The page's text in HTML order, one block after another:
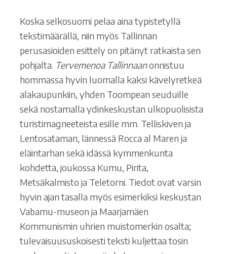
Koska selkosuomi pelaa aina typistetyllä
tekstimäärällä, niin myös Tallinnan
perusasioiden esittely on pitänyt ratkaista sen
pohjalta. Tervemenoa Tallinnaanonnistuu
hommassa hyvin luomalla kaksi kävelyretkeä
alakaupunkiin, yhden Toompean seuduille
sekä nostamalla ydinkeskustan ulkopuolisista
turistimagneeteista esille mm. Telliskiven ja
Lentosataman, lännessä Rocca al Maren ja
eläintarhan sekä idässä kymmenkunta
kohdetta, joukossa Kumu, Pirita,
Metsäkalmisto ja Teletorni. Tiedot ovat varsin
hyvin ajan tasalla myös esimerkiksi keskustan
Vabamu-museon ja Maarjamäen
Kommunismin uhrien muistomerkin osalta;
tulevaisuususkoisesti teksti kuljettaa tosin